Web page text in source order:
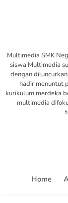
Multimedia SMK
siswa Multimedia
dengan
hadir menuntut
kurikulum merdeka
multimedia
Home